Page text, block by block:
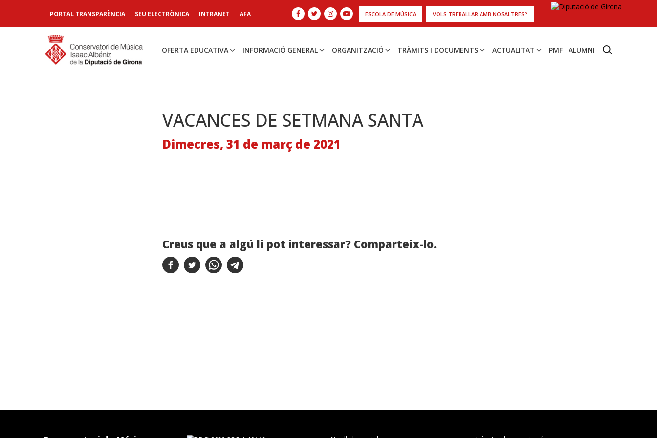
PORTAL TRANSPARÈNCIA SEU ELECTRÒNICA INTRANET AFA ESCOLA DE MÚSICA VOLS TREBALLAR AMB NOSALTRES?
OFERTA EDUCATIVA INFORMACIÓ GENERAL ORGANITZACIÓ TRÀMITS I DOCUMENTS ACTUALITAT PMF ALUMNI
VACANCES DE SETMANA SANTA
Dimecres, 31 de març de 2021
Creus que a algú li pot interessar? Comparteix-lo.